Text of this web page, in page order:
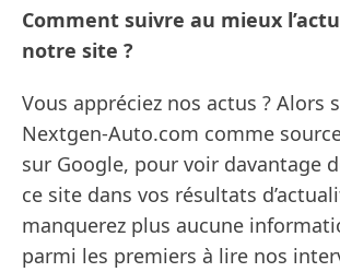
Comment suivre au mieux
notre site ?
Vous appréciez nos actus ? Alors
Nextgen-Auto.com comme
sur Google, pour voir davantage
ce site dans vos résultats
manquerez plus aucune
parmi les premiers à lire nos